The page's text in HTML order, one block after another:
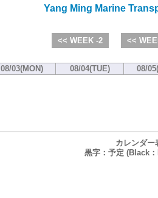
Yang Ming Marine
<< WEEK -2 <<
08/03(MON) 08/04(TUE) 08/
カレンダー
黒字：予定 (Black